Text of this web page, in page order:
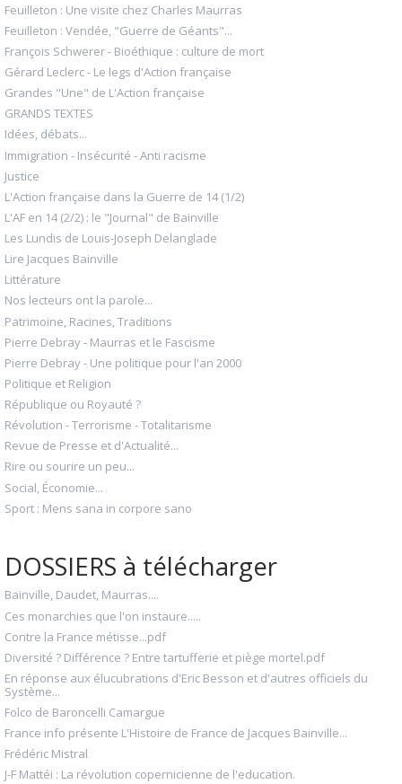
Feuilleton : Une visite chez Charles Maurras
Feuilleton : Vendée, "Guerre de Géants"...
François Schwerer - Bioéthique : culture de mort
Gérard Leclerc - Le legs d'Action française
Grandes "Une" de L'Action française
GRANDS TEXTES
Idées, débats...
Immigration - Insécurité - Anti racisme
Justice
L'Action française dans la Guerre de 14 (1/2)
L'AF en 14 (2/2) : le "Journal" de Bainville
Les Lundis de Louis-Joseph Delanglade
Lire Jacques Bainville
Littérature
Nos lecteurs ont la parole...
Patrimoine, Racines, Traditions
Pierre Debray - Maurras et le Fascisme
Pierre Debray - Une politique pour l'an 2000
Politique et Religion
République ou Royauté ?
Révolution - Terrorisme - Totalitarisme
Revue de Presse et d'Actualité...
Rire ou sourire un peu...
Social, Économie...
Sport : Mens sana in corpore sano
DOSSIERS à télécharger
Bainville, Daudet, Maurras....
Ces monarchies que l'on instaure.....
Contre la France métisse...pdf
Diversité ? Différence ? Entre tartufferie et piège mortel.pdf
En réponse aux élucubrations d'Eric Besson et d'autres officiels du
Système...
Folco de Baroncelli Camargue
France info présente L'Histoire de France de Jacques Bainville...
Frédéric Mistral
J-F Mattéi : La révolution copernicienne de l'education.